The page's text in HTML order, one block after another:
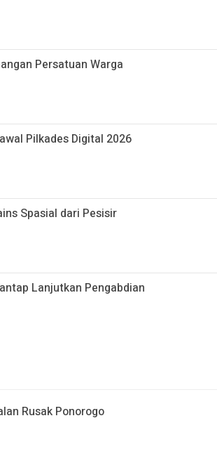
Persatuan Warga
Pilkades Digital 2026
Spasial dari Pesisir
Lanjutkan Pengabdian
Rusak Ponorogo